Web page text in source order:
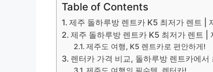
Table of Contents
제주 돌하루방 렌트카 K5 최저가 렌트 |
제주 돌하루방 렌트카 K5 최저가 렌트 |
제주도 여행, K5 렌트카로 편안하게!
렌터카 가격 비교, 돌하루방 렌트카에